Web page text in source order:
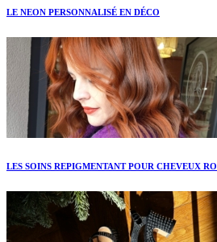
LE NEON PERSONNALISÉ EN DÉCO
LES SOINS REPIGMENTANT POUR CHEVEUX